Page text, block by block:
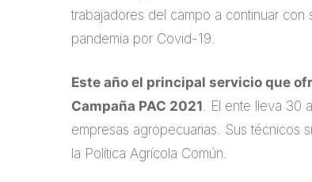
trabajadores del campo a continuar
pandemia por Covid-19.
Este año el principal servicio que
Campaña PAC 2021. El ente lleva 30
empresas agropecuarias. Sus técnicos
la Política Agrícola Común.